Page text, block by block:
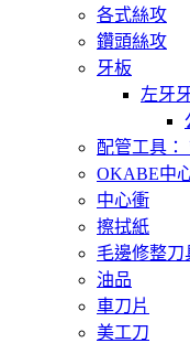
各式絲攻
鑽頭絲攻
牙板
左牙
配管工具：
OKABE中
中心衝
擦拭紙
毛邊修整刀
油品
車刀片
美工刀